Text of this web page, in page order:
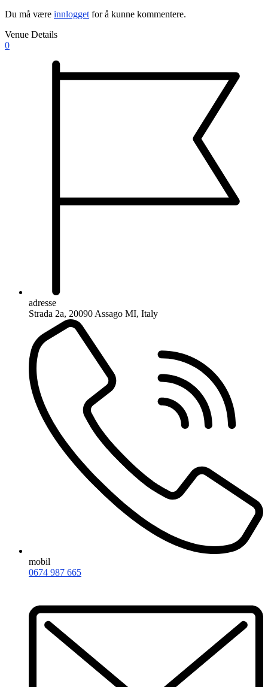
Du må være innloggetfor å kunne kommentere.
Venue Details
0
adresse
Strada 2a, 20090 Assago MI, Italy
mobil
0674 987 665